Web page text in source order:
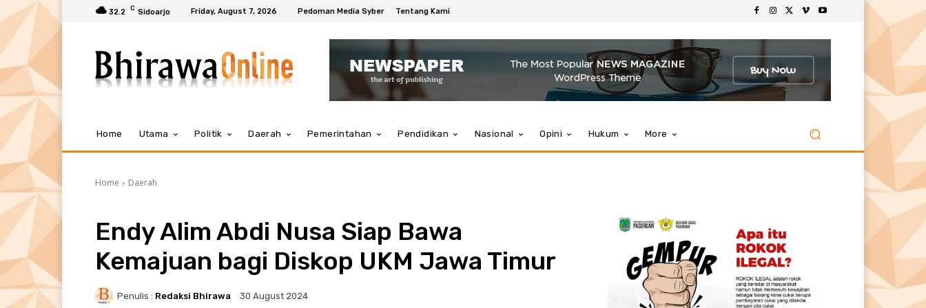
32.2 C Sidoarjo Friday, August 7, 2026 Pedoman Media Syber Tentang Kami
Home Utama Politik Daerah Pemerintahan Pendidikan Nasional Opini Hukum More
Home Daerah
Endy Alim Abdi Nusa Siap Bawa
Kemajuan bagi Diskop UKM Jawa Timur
Penulis : Redaksi Bhirawa 30 August 2024